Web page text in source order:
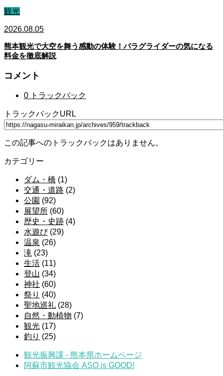
観光
2026.08.05
熊本観光で大空を舞う感動の体験！パラグライダーの気になる
料金を徹底解説
コメント
0 トラックバック
トラックバックURL
この記事へのトラックバックはありません。
カテゴリー
ダム・橋 (1)
交通・道路 (2)
公園 (92)
展望所 (60)
歴史・史跡 (4)
水遊び(29)
温泉 (26)
滝 (23)
生活 (11)
登山 (34)
神社 (60)
祭り (40)
聖地巡礼 (28)
自然・動植物 (7)
観光 (17)
釣り (25)
観光振興課 - 熊本県ホームページ
阿蘇市観光協会 ASO is GOOD!